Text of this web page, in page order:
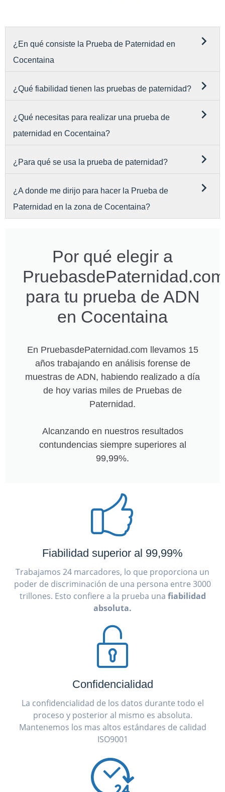
¿En qué consiste la Prueba de Paternidad en
Cocentaina
¿Qué fiabilidad tienen las pruebas de paternidad?
¿Qué necesitas para realizar una prueba de
paternidad en Cocentaina?
¿Para qué se usa la prueba de paternidad?
¿A donde me dirijo para hacer la Prueba de
Paternidad en la zona de Cocentaina?
Por qué elegir a
PruebasdePaternidad.com
para tu prueba de ADN
en Cocentaina
En PruebasdePaternidad.com llevamos 15
años trabajando en análisis forense de
muestras de ADN, habiendo realizado a día
de hoy varias miles de Pruebas de
Paternidad.
Alcanzando en nuestros resultados
contundencias siempre superiores al
99,99%.
Fiabilidad superior al 99,99%
Trabajamos 24 marcadores, lo que proporciona un
poder de discriminación de una persona entre 3000
trillones. Esto confiere a la prueba una fiabilidad
absoluta.
Confidencialidad
La confidencialidad de los datos durante todo el
proceso y posterior al mismo es absoluta.
Mantenemos los mas altos estándares de calidad
ISO9001